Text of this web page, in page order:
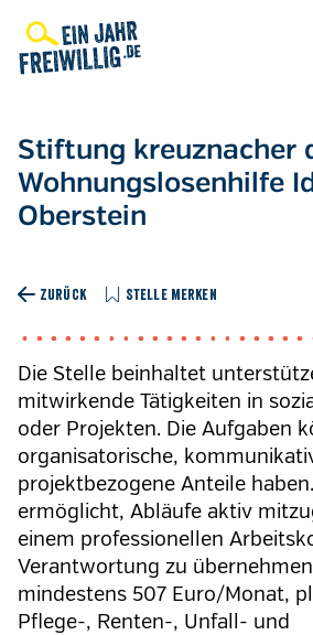
zum
Inhalt
Stiftung kreuznacher
Wohnungslosenhilfe
Oberstein
ZURÜCK STELLE MERKEN
Die Stelle beinhaltet
mitwirkende Tätigkeiten in
oder Projekten. Die Aufgaben
organisatorische,
projektbezogene Anteile
ermöglicht, Abläufe aktiv
einem professionellen
Verantwortung zu
mindestens 507 Euro/Monat,
Pflege-, Renten-, Unfall- und